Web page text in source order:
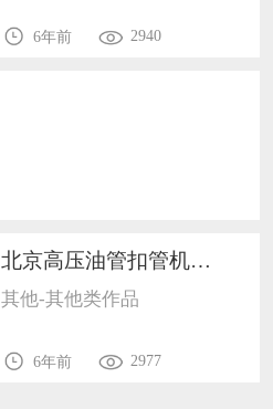
6年前 2940
北京高压油管扣管机厂由凯文拓液压配9905
其他-其他类作品
6年前 2977